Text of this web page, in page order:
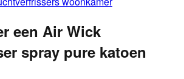
een Air Wick
spray pure katoen